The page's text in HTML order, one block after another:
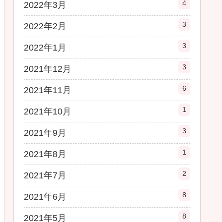
2022年3月 4
2022年2月 3
2022年1月 3
2021年12月 3
2021年11月 6
2021年10月 1
2021年9月 3
2021年8月 1
2021年7月 2
2021年6月 8
2021年5月 8